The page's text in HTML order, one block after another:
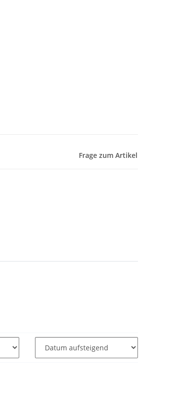
Frage zum Artikel